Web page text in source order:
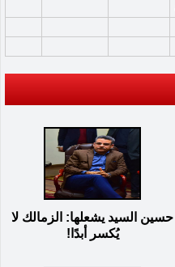
حسين السيد يشعلها: الزمالك لا
يُكسر أبدًا!